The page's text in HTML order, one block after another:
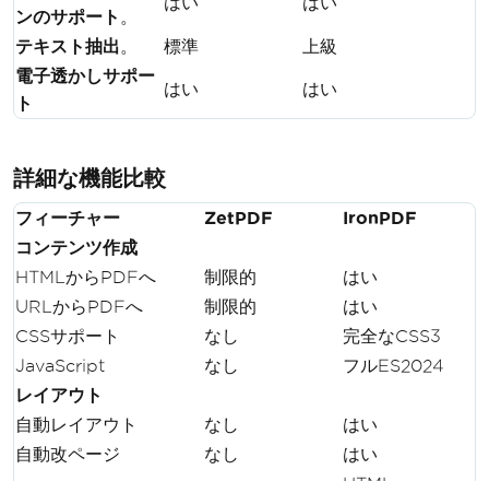
ンのサポート 。
テキスト抽出。 標準
上級
電子透かしサポー
ト
はい はい
詳細な機能比較
フィーチャー ZetPDF
IronPDF
コンテンツ作成
HTMLからPDFへ
制限的
はい
URLからPDFへ
制限的
はい
CSSサポート
なし
完全なCSS3
JavaScript
なし
フルES2024
レイアウト
自動レイアウト
なし
はい
自動改ページ
なし はい